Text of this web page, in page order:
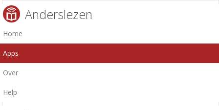
Anderslezen
Home
Apps
Over
Help